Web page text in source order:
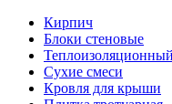
Кирпич
Блоки стеновые
Сухие смеси
Кровля для крыши